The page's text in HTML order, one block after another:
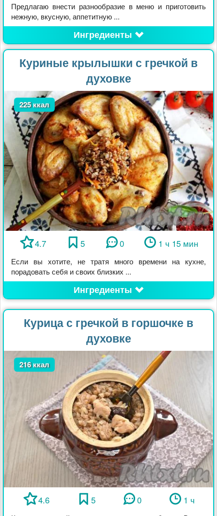
Предлагаю внести разнообразие в меню и приготовить
нежную, вкусную, аппетитную ...
Ингредиенты
Куриные крылышки с гречкой в
духовке
225 ккал
4.7 5 0 1 ч 15 мин
Если вы хотите, не тратя много времени на кухне,
порадовать себя и своих близких ...
Ингредиенты
Курица с гречкой в горшочке в
духовке
216 ккал
4.6 5 0 1 ч